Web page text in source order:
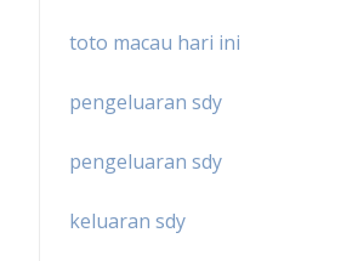
toto macau hari ini
pengeluaran sdy
pengeluaran sdy
keluaran sdy